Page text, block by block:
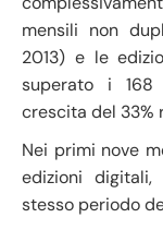
mensili non
2013) e le
superato i 168
crescita del 33%
Nei primi nove
edizioni
stesso periodo